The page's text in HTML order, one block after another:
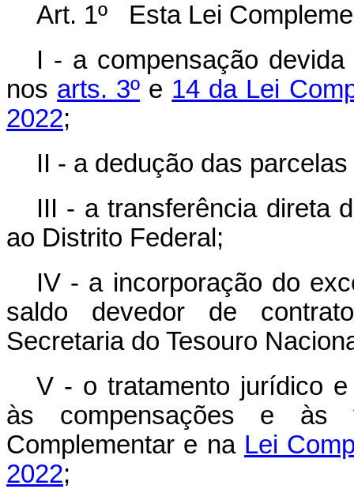
Art. 1º Esta Lei
I - a compensação
nos arts. 3º e 14 da Lei
2022;
II - a dedução das
III - a transferência direta
ao Distrito Federal;
IV - a incorporação do
saldo devedor de
Secretaria do Tesouro
V - o tratamento jurídico
às compensações e às
Complementar e na Lei
2022;